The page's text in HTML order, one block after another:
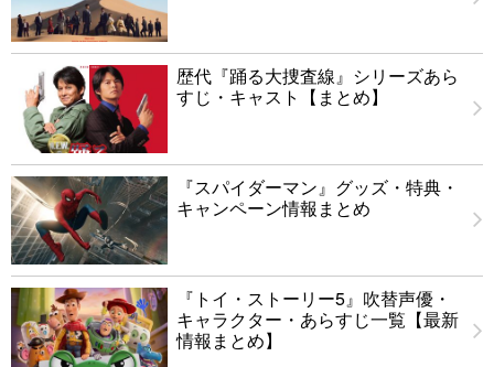
歴代『踊る大捜査線』シリーズあら
すじ・キャスト【まとめ】
『スパイダーマン』グッズ・特典・
キャンペーン情報まとめ
『トイ・ストーリー5』吹替声優・
キャラクター・あらすじ一覧【最新
情報まとめ】